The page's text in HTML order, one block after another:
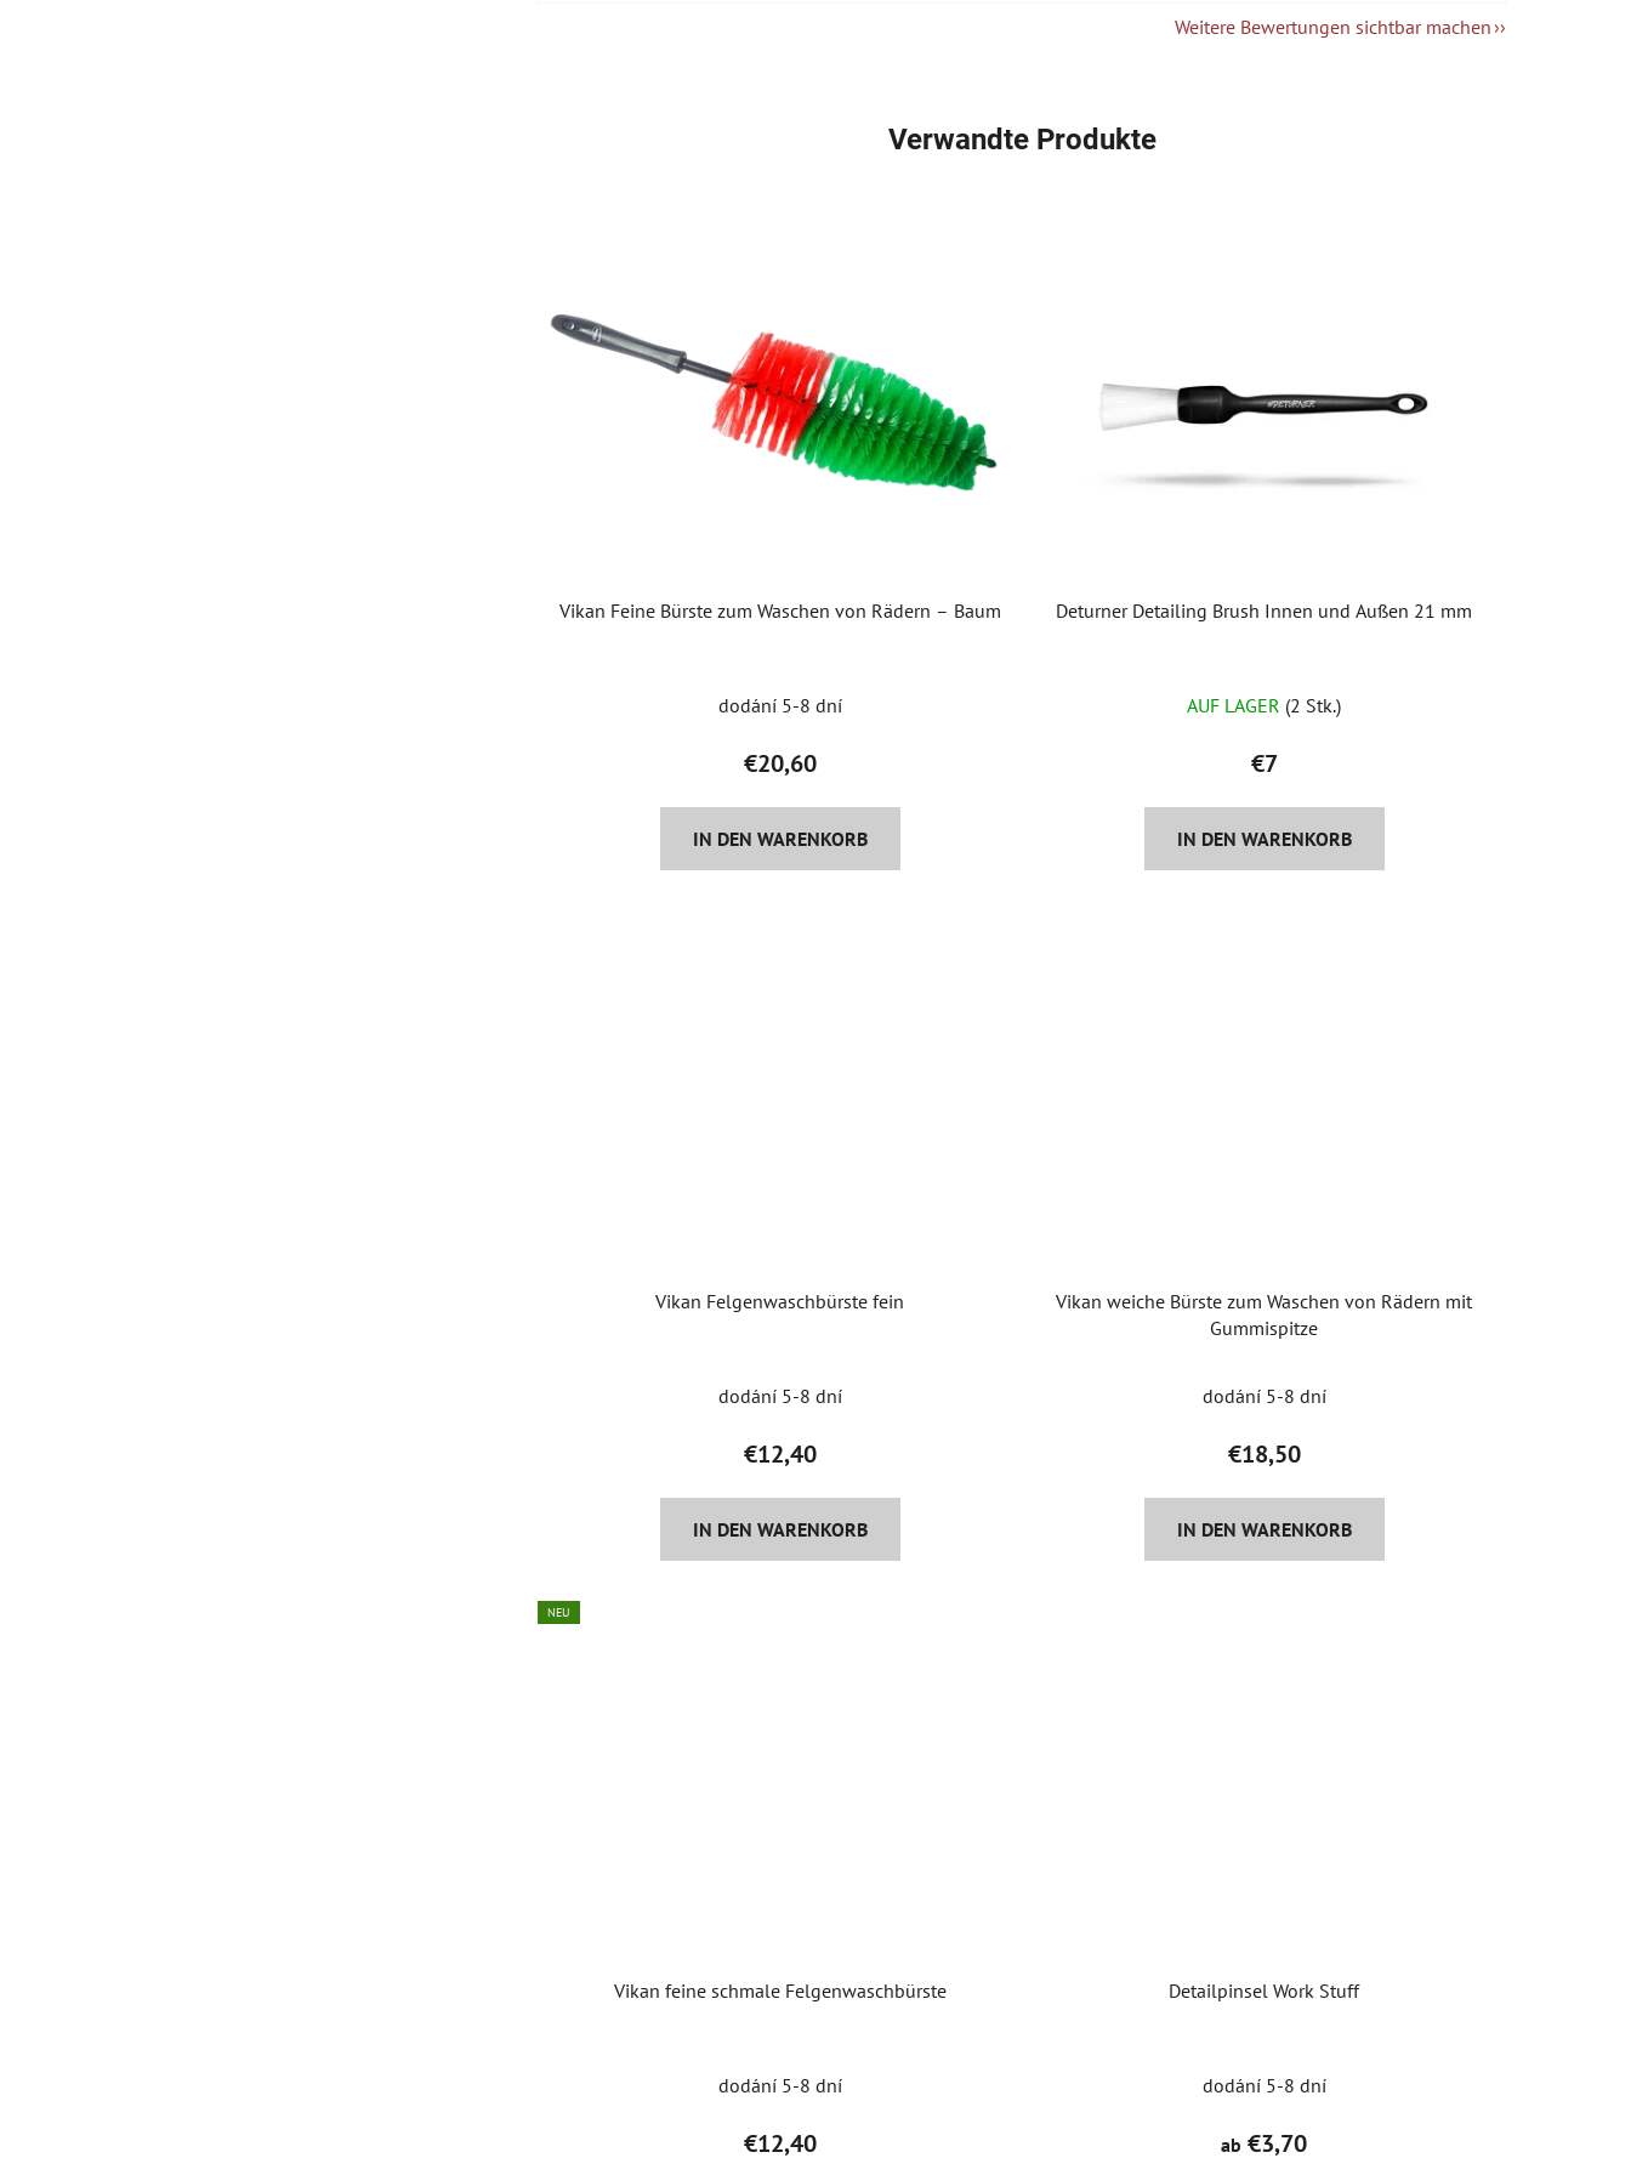
Weitere Bewertungen sichtbar machen
Verwandte Produkte
Vikan Feine Bürste zum Waschen von Rädern – Baum
dodání 5-8 dní
€20,60
IN DEN WARENKORB
Deturner Detailing Brush Innen und Außen 21 mm
durchschnittliche
Produktbewertung
von
AUF LAGER (2 Stk.)
€7
IN DEN WARENKORB
Vikan Felgenwaschbürste fein
dodání 5-8 dní
€12,40
IN DEN WARENKORB
Vikan weiche Bürste zum Waschen von Rädern mit
Gummispitze
dodání 5-8 dní
€18,50
IN DEN WARENKORB
NEU
Vikan feine schmale Felgenwaschbürste
dodání 5-8 dní
€12,40
Detailpinsel Work Stuff
durchschnittliche
Produktbewertung
ist
dodání 5-8 dní
ab €3,70